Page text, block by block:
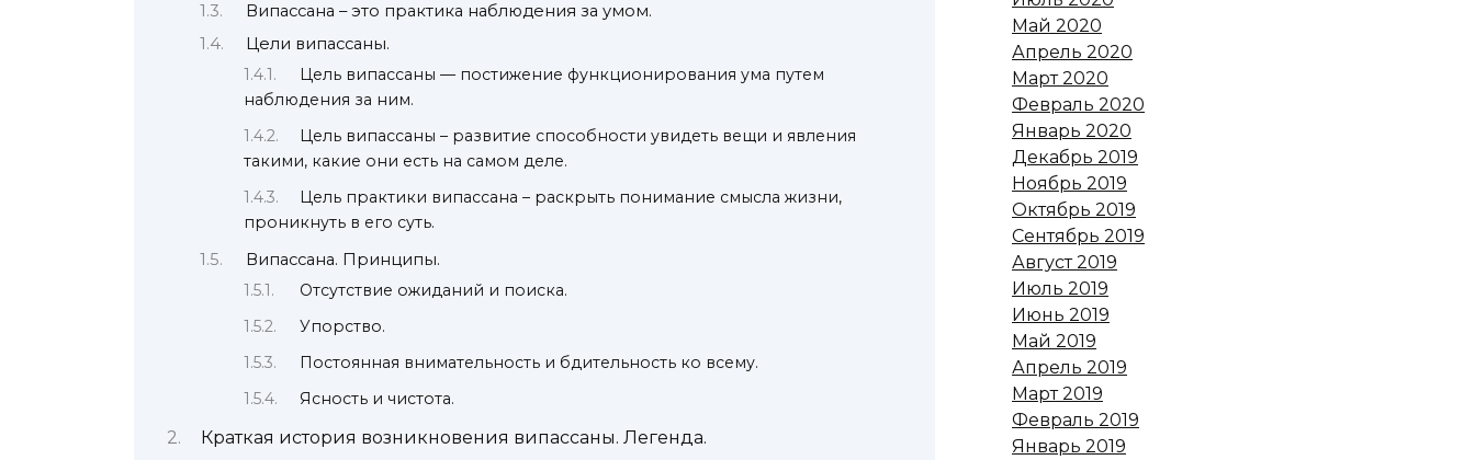
Випассана – это практика наблюдения за умом.
Цели випассаны.
Цель випассаны — постижение функционирования ума путем
наблюдения за ним.
Цель випассаны – развитие способности увидеть вещи и явления
такими, какие они есть на самом деле.
Цель практики випассана – раскрыть понимание смысла жизни,
проникнуть в его суть.
Випассана. Принципы.
Отсутствие ожиданий и поиска.
Упорство.
Постоянная внимательность и бдительность ко всему.
Ясность и чистота.
Краткая история возникновения випассаны. Легенда.
Май 2020
Апрель 2020
Март 2020
Февраль 2020
Январь 2020
Декабрь 2019
Ноябрь 2019
Октябрь 2019
Сентябрь 2019
Август 2019
Июль 2019
Июнь 2019
Май 2019
Апрель 2019
Март 2019
Февраль 2019
Январь 2019